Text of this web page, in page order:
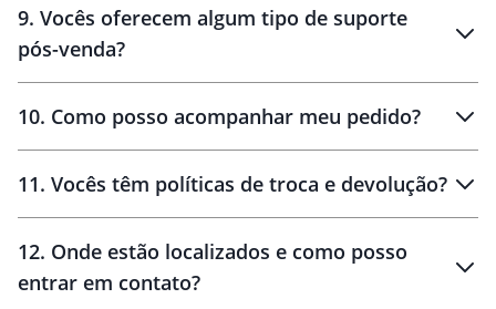
amostras
9. Vocês oferecem algum tipo de suporte
pós-venda?
10. Como posso acompanhar meu pedido?
11. Vocês têm políticas de troca e devolução?
30 dias
12. Onde estão localizados e como posso
entrar em contato?